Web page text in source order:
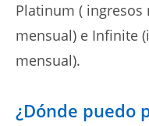
Platinum ( ingresos
mensual) e Infinite
mensual).
¿Dónde puedo